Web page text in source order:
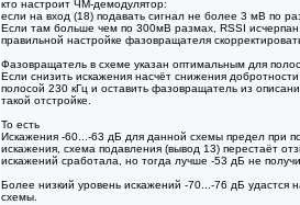
кто настроит ЧМ-демодулятор:
если на вход (18) подавать сигнал не более 3 мВ по
Если там больше чем по 300мВ размах, RSSI
правильной настройке фазовращателя
Фазовращатель в схеме указан оптимальным для
Если снизить искажения насчёт снижения
полосой 230 кГц и оставить фазовращатель из
такой отстройке.
То есть
Искажения -60...-63 дБ для данной схемы предел при
искажения, схема подавления (вывод 13) перестаёт
искажений сработала, но тогда лучше -53 дБ не
Более низкий уровень искажений -70...-76 дБ удастся
схемы.